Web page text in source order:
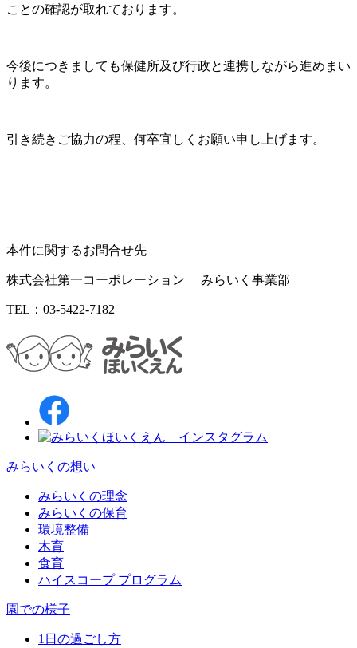
ことの確認が取れております。
今後につきましても保健所及び行政と連携しながら進めまい
ります。
引き続きご協力の程、何卒宜しくお願い申し上げます。
本件に関するお問合せ先
株式会社第一コーポレーション みらいく事業部
TEL： 03-5422-7182
みらいくの想い
みらいくの理念
みらいくの保育
環境整備
木育
食育
ハイスコープ プログラム
園での様子
1日の過ごし方